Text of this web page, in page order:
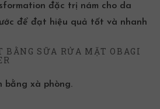
đặc trị nám cho da
để đạt hiệu quả tốt và nhanh
BẰNG SỮA RỬA MẶT OBAGI
bằng xà phòng.